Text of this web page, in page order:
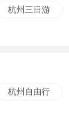
杭州三日游
杭州自由行